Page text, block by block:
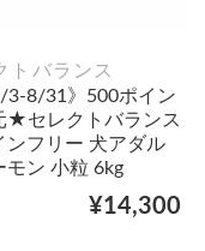
トバランス
8/31》500ポイン
★セレクトバランス
ンフリー 犬アダル
モン 小粒 6kg
¥14,300